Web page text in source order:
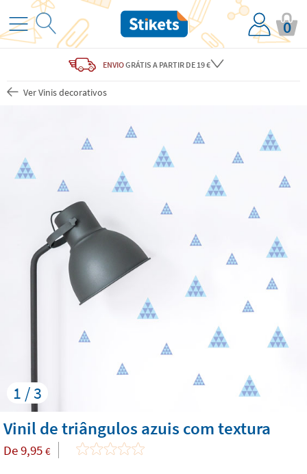
0
ENVIOGRÁTIS A PARTIR DE 19 €
Ver Vinis decorativos
1 / 3
Vinil de triângulos azuis com textura
De9,95 €